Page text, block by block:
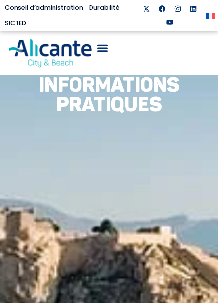
Conseil d’administration
Durabilité
SICTED
INFORMATIONS
PRATIQUES